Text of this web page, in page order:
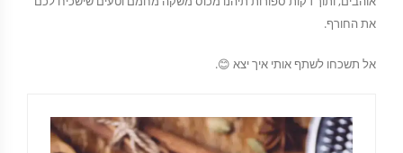
את החורף.
אל תשכחו לשתף אותי איך יצא 😊.